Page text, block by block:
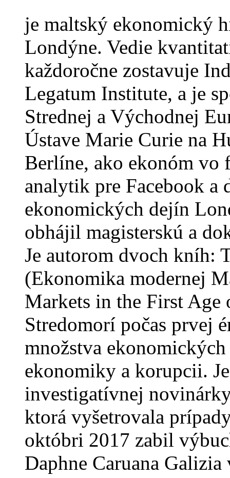
je maltský ekonomický
Londýne. Vedie
každoročne zostavuje
Legatum Institute, a je
Strednej a Východnej
Ústave Marie Curie na
Berlíne, ako ekonóm vo
analytik pre Facebook a
ekonomických dejín
obhájil magisterskú a
Je autorom dvoch kníh:
(Ekonomika modernej
Markets in the First
Stredomorí počas prvej
množstva
ekonomiky a korupcii.
investigatívnej
ktorá vyšetrovala
októbri 2017 zabil
Daphne Caruana